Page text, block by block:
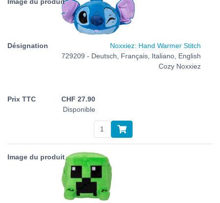
Noxxiez: Hand Warmer Stitch
729209 - Deutsch, Français, Italiano, English
Cozy Noxxiez
CHF 27.90
Disponible